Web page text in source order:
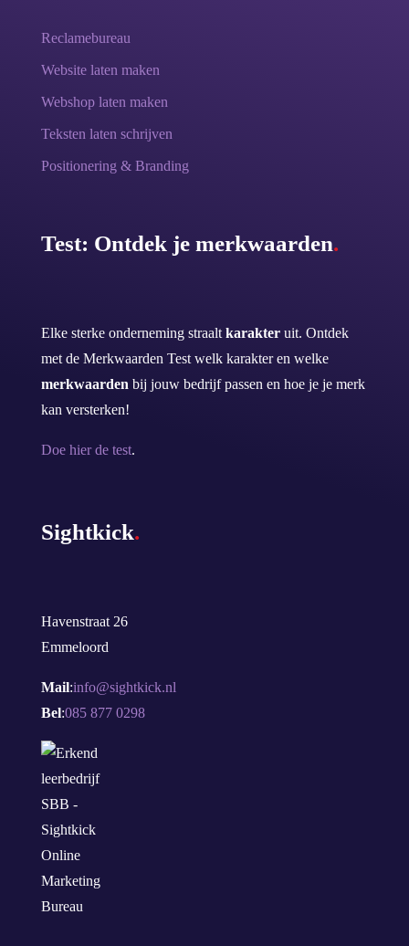
Reclamebureau
Website laten maken
Webshop laten maken
Teksten laten schrijven
Positionering & Branding
Test: Ontdek je merkwaarden.
Elke sterke onderneming straalt karakteruit. Ontdek
met de Merkwaarden Test welk karakter en welke
merkwaarden bij jouw bedrijf passen en hoe je je merk
kan versterken!
Doe hier de test.
Sightkick.
Havenstraat 26
Emmeloord
Mail:info@sightkick.nl
Bel:085 877 0298